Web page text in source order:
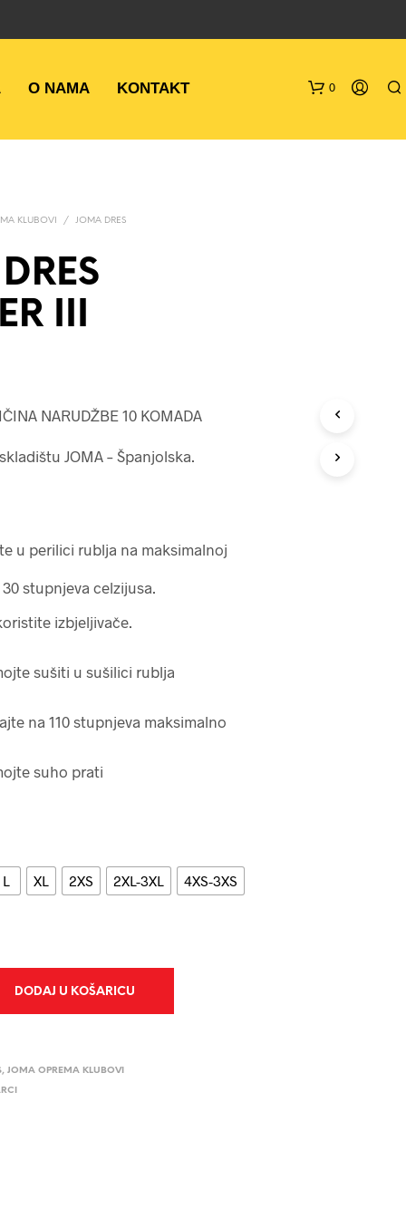
O NAMA KONTAKT 0
KLUBOVI / JOMA DRES
III
NARUDŽBE 10 KOMADA
JOMA – Španjolska.
u perilici rublja na maksimalnoj
stupnjeva celzijusa.
izbjeljivače.
sušiti u sušilici rublja
na 110 stupnjeva maksimalno
suho prati
L XL 2XS 2XL-3XL
4XS-3XS
DODAJ U KOŠARICU
,JOMA OPREMA KLUBOVI